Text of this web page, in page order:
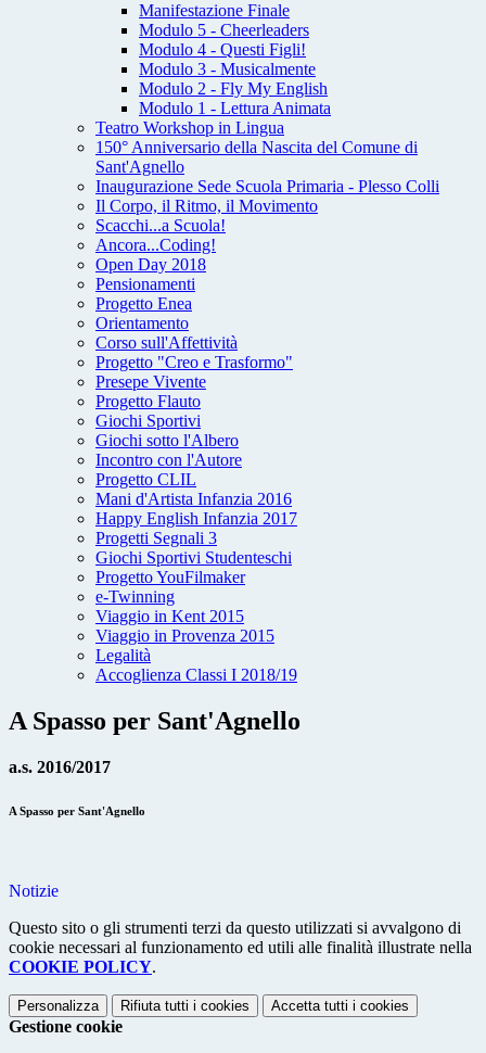
Manifestazione Finale
Modulo 5 - Cheerleaders
Modulo 4 - Questi Figli!
Modulo 3 - Musicalmente
Modulo 2 - Fly My English
Modulo 1 - Lettura Animata
Teatro Workshop in Lingua
150° Anniversario della Nascita del Comune di
Sant'Agnello
Inaugurazione Sede Scuola Primaria - Plesso Colli
Il Corpo, il Ritmo, il Movimento
Scacchi...a Scuola!
Ancora...Coding!
Open Day 2018
Pensionamenti
Progetto Enea
Orientamento
Corso sull'Affettività
Progetto "Creo e Trasformo"
Presepe Vivente
Progetto Flauto
Giochi Sportivi
Giochi sotto l'Albero
Incontro con l'Autore
Progetto CLIL
Mani d'Artista Infanzia 2016
Happy English Infanzia 2017
Progetti Segnali 3
Giochi Sportivi Studenteschi
Progetto YouFilmaker
e-Twinning
Viaggio in Kent 2015
Viaggio in Provenza 2015
Legalità
Accoglienza Classi I 2018/19
A Spasso per Sant'Agnello
a.s. 2016/2017
A Spasso per Sant'Agnello
Notizie
Questo sito o gli strumenti terzi da questo utilizzati si avvalgono di
cookie necessari al funzionamento ed utili alle finalità illustrate nella
COOKIE POLICY.
Personalizza Rifiuta tutti i cookies Accetta tutti i cookies
Gestione cookie